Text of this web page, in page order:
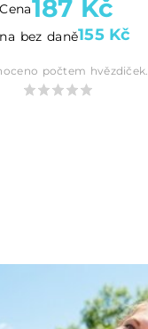
Cena187 Kč
bez daně155 Kč
počtem hvězdiček.